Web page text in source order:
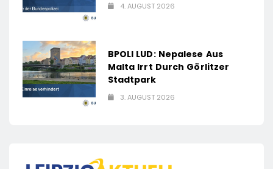
4. AUGUST 2026
BPOLI LUD: Nepalese Aus
Malta Irrt Durch Görlitzer
Stadtpark
3. AUGUST 2026